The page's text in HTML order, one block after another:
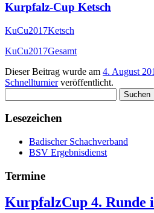
Kurpfalz-Cup Ketsch
KuCu2017Ketsch
KuCu2017Gesamt
Dieser Beitrag wurde am 4. August
Schnellturnierveröffentlicht.
nach:
Lesezeichen
Badischer Schachverband
BSV Ergebnisdienst
Termine
KurpfalzCup 4. Runde